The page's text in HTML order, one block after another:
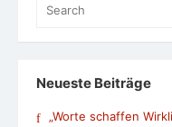
for:
Neueste Beiträge
„Worte schaffen